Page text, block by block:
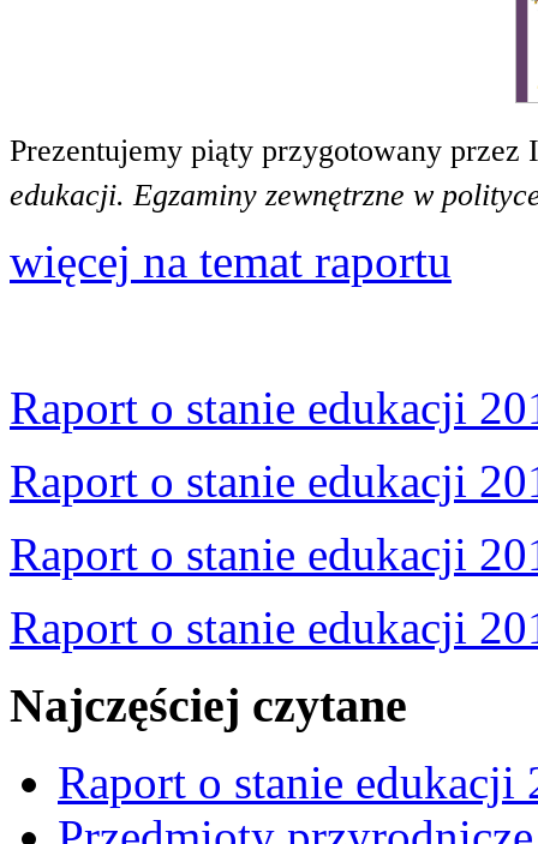
Prezentujemy piąty przygotowany
edukacji. Egzaminy zewnętrzne w
więcej na temat raportu
Raport o stanie edukacji
Raport o stanie edukacji
Raport o stanie edukacji
Raport o stanie edukacji
Najczęściej czytane
Raport o stanie edukacji